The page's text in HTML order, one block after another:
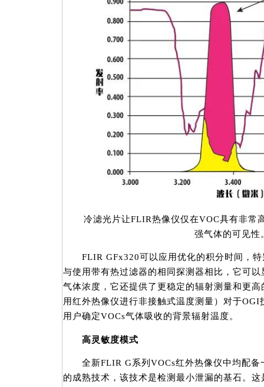
冷滤光片让FLIR热像仪仅在VOC具有非常
强气体的可见性
FLIR GFx320可以应用优化的积分时间，特
与使用带有热过滤器的相同探测器相比，它可
气体浓度，它还提供了更稳定的辐射测量和更
用红外热像仪进行非接触式温度测量）对于
用户确定VOCs气体吸收的背景辐射温度。
高灵敏度模式
全新FLIR G系列VOCs红外热像仪中均配备
的成熟技术，该技术是检测最小泄漏的基石。